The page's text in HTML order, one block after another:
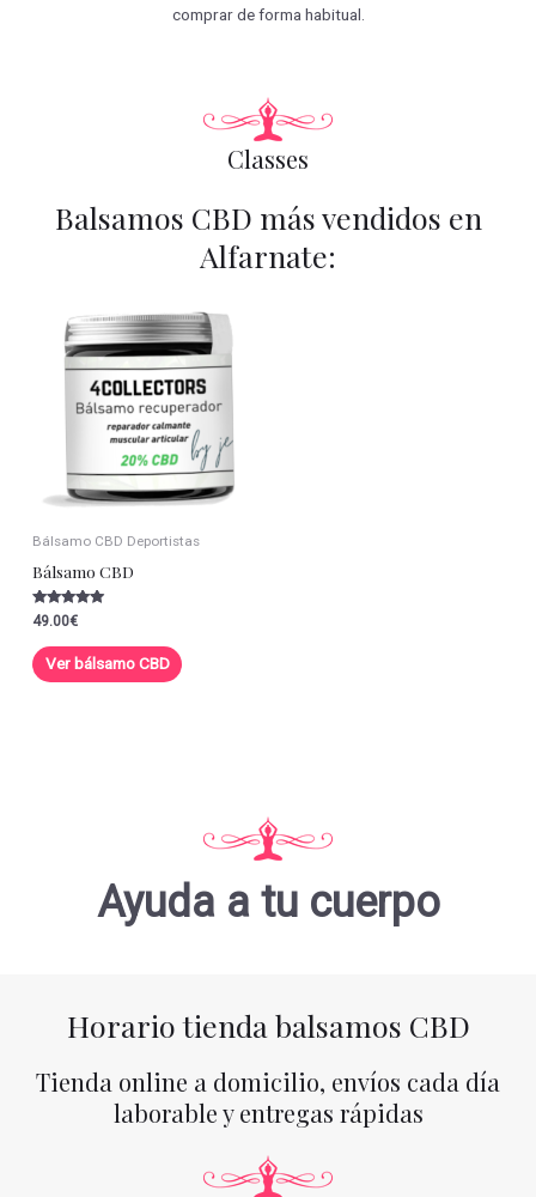
comprar de forma habitual.
Classes
Balsamos CBD más vendidos en
Alfarnate:
Bálsamo CBD Deportistas
Bálsamo CBD
Valorado con
5.00
de 5
49.00€
Ver bálsamo CBD
Ayuda a tu cuerpo
Horario tienda balsamos CBD
Tienda online a domicilio, envíos cada día
laborable y entregas rápidas